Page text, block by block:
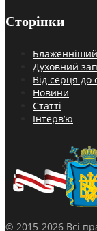
Сторінки
Духовний
Від серця до
Новини
Статті
Інтерв’ю
© 2015-2026 Всі